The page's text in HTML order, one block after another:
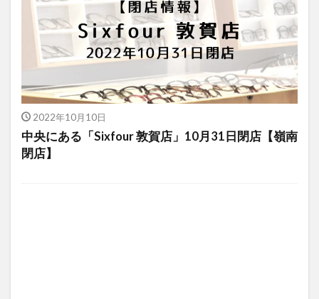
2022年10月10日
中央にある「Sixfour 敦賀店」10月31日閉店【嶺南
閉店】